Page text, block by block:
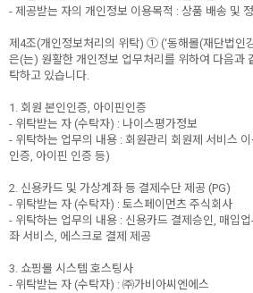
- 제공받는 자의 개인정보 이용목적 : 상품 배송 및
제4조(개인정보처리의 위탁) ① (‘동해몰(재단법인
은(는) 원활한 개인정보 업무처리를 위하여 다음과
탁하고 있습니다.
1. 회원 본인인증, 아이핀인증
- 위탁받는 자 (수탁자) : 나이스평가정보
- 위탁하는 업무의 내용 : 회원관리 회원제 서비스
인증, 아이핀 인증 등)
2. 신용카드 및 가상계좌 등 결제수단 제공 (PG)
- 위탁받는 자 (수탁자) : 토스페이먼츠 주식회사
- 위탁하는 업무의 내용 : 신용카드 결제승인, 매입
좌 서비스, 에스크로 결제 제공
3. 쇼핑몰 시스템 호스팅사
- 위탁받는 자 (수탁자) : ㈜가비아씨엔에스